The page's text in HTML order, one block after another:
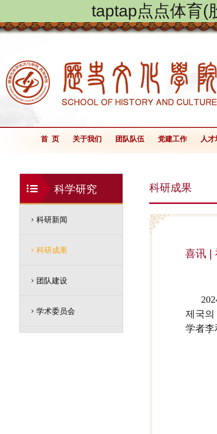
taptap点点体育(
首 页 关于我们 团队队伍 党建工作 人
科学研究
科研新闻
科研成果
团队建设
学术委员会
科研成果
喜讯 |
제국
学者李